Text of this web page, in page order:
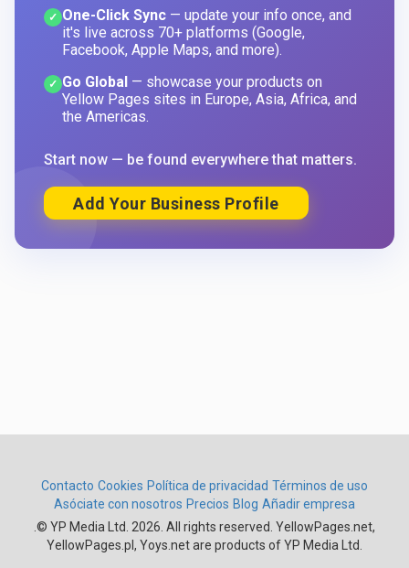
✓ One-Click Sync — update your info once, and
it's live across 70+ platforms (Google,
Facebook, Apple Maps, and more).
✓ Go Global — showcase your products on
Yellow Pages sites in Europe, Asia, Africa, and
the Americas.
Start now — be found everywhere that matters.
Add Your Business Profile
Contacto Cookies Política de privacidad Términos de uso
Asóciate con nosotros Precios Blog Añadir empresa
© YP Media Ltd. 2026. All rights reserved. YellowPages.net,
YellowPages.pl, Yoys.net are products of YP Media Ltd.